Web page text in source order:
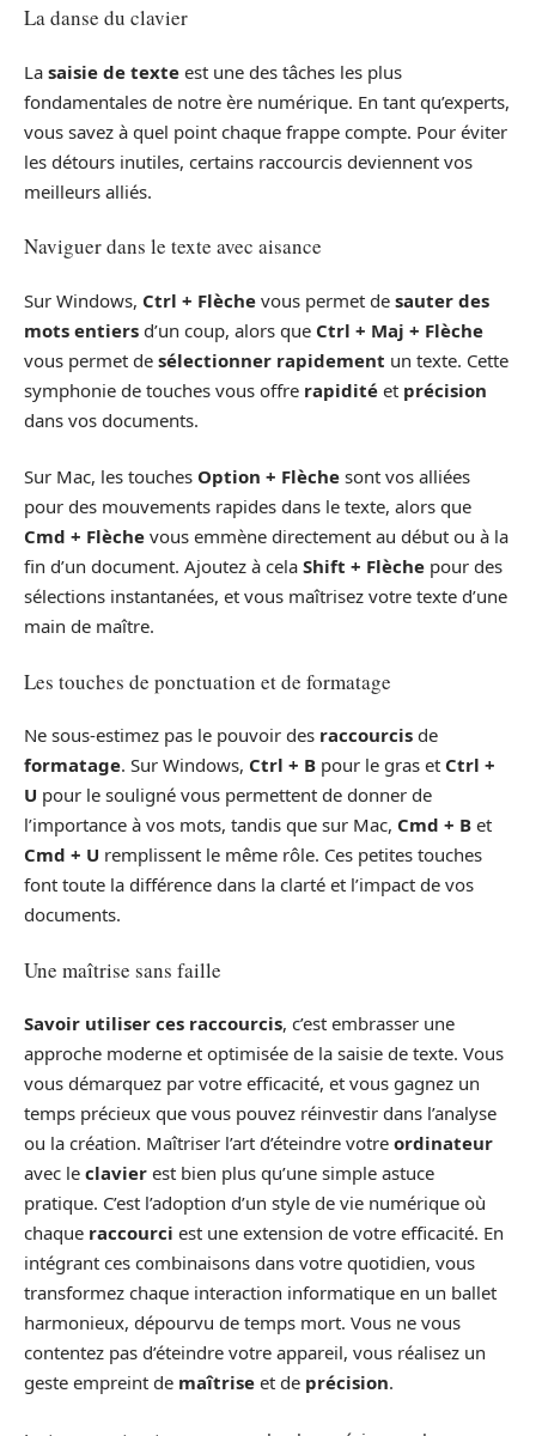
La danse du clavier
La saisie de texte est une des tâches les plus
fondamentales de notre ère numérique. En tant qu’experts,
vous savez à quel point chaque frappe compte. Pour éviter
les détours inutiles, certains raccourcis deviennent vos
meilleurs alliés.
Naviguer dans le texte avec aisance
Sur Windows, Ctrl + Flèche vous permet de sauter des
mots entiers d’un coup, alors que Ctrl + Maj + Flèche
vous permet de sélectionner rapidement un texte. Cette
symphonie de touches vous offre rapidité et précision
dans vos documents.
Sur Mac, les touches Option + Flèche sont vos alliées
pour des mouvements rapides dans le texte, alors que
Cmd + Flèche vous emmène directement au début ou à la
fin d’un document. Ajoutez à cela Shift + Flèche pour des
sélections instantanées, et vous maîtrisez votre texte d’une
main de maître.
Les touches de ponctuation et de formatage
Ne sous-estimez pas le pouvoir des raccourcis de
formatage. Sur Windows, Ctrl + B pour le gras et Ctrl +
U pour le souligné vous permettent de donner de
l’importance à vos mots, tandis que sur Mac, Cmd + B et
Cmd + U remplissent le même rôle. Ces petites touches
font toute la différence dans la clarté et l’impact de vos
documents.
Une maîtrise sans faille
Savoir utiliser ces raccourcis, c’est embrasser une
approche moderne et optimisée de la saisie de texte. Vous
vous démarquez par votre efficacité, et vous gagnez un
temps précieux que vous pouvez réinvestir dans l’analyse
ou la création. Maîtriser l’art d’éteindre votre ordinateur
avec le clavier est bien plus qu’une simple astuce
pratique. C’est l’adoption d’un style de vie numérique où
chaque raccourci est une extension de votre efficacité. En
intégrant ces combinaisons dans votre quotidien, vous
transformez chaque interaction informatique en un ballet
harmonieux, dépourvu de temps mort. Vous ne vous
contentez pas d’éteindre votre appareil, vous réalisez un
geste empreint de maîtrise et de précision.